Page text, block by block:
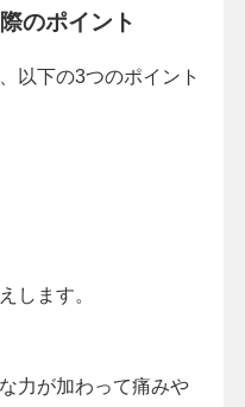
のポイント
以下の3つのポイント
します。
力が加わって痛みや